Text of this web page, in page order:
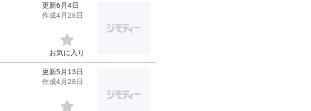
更新6月4日
作成4月28日
お気に入り
更新5月13日
作成4月28日